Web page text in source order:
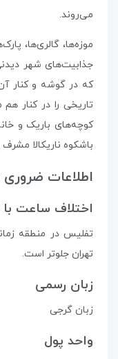
می‌روند.
موزه‌ها، گالری‌ها،
جذابیت‌های شهر
که در گوشه و کنار
تاریخی را در کنار
کوچه‌های باریک و
باشکوه ناریکالا
اطلاعات
اختلاف ساعت با
تهران جلوتر است.
زبان رسمی
زبان گرجی
واحد پول